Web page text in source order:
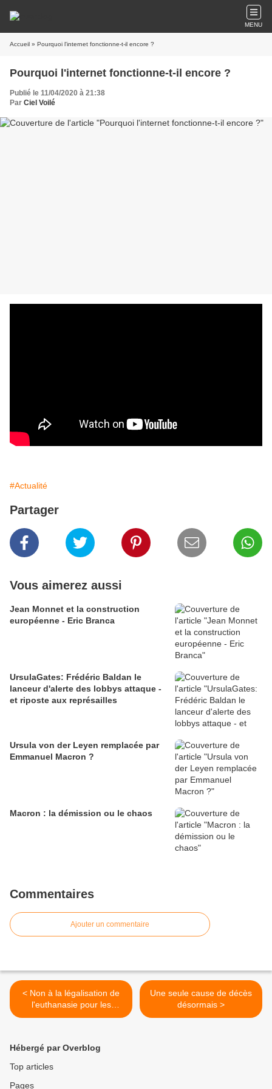
MENU
Accueil » Pourquoi l'internet fonctionne-t-il encore ?
Pourquoi l'internet fonctionne-t-il encore ?
Publié le 11/04/2020 à 21:38
Par Ciel Voilé
#Actualité
Partager
Vous aimerez aussi
Jean Monnet et la construction
européenne - Eric Branca
UrsulaGates: Frédéric Baldan le
lanceur d'alerte des lobbys attaque -
et riposte aux représailles
Ursula von der Leyen remplacée par
Emmanuel Macron ?
Macron : la démission ou le chaos
Commentaires
Ajouter un commentaire
< Non à la légalisation de
l'euthanasie pour les
seniors atteints par le covid
Une seule cause de décès
désormais >
Hébergé par Overblog
Top articles
Pages